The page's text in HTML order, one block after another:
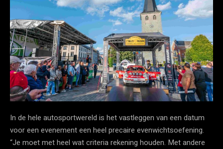
In de hele autosportwereld is het vastleggen van een datum
voor een evenement een heel precaire evenwichtsoefening.
“Je moet met heel wat criteria rekening houden. Met andere